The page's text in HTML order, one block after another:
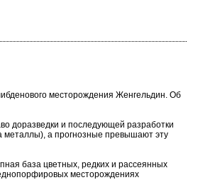
месторождения Женгельдин. Об
доразведки и последующей разработки
металлы), а прогнозные превышают эту
база цветных, редких и рассеянных
месторождениях